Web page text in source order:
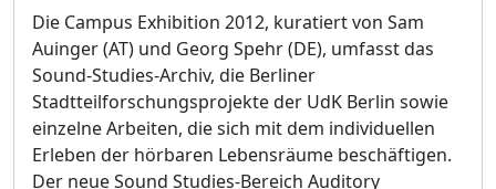
Die Campus Exhibition 2012, kuratiert von Sam
Auinger (AT) und Georg Spehr (DE), umfasst das
Sound-Studies-Archiv, die Berliner
Stadtteilforschungsprojekte der UdK Berlin sowie
einzelne Arbeiten, die sich mit dem individuellen
Erleben der hörbaren Lebensräume beschäftigen.
Der neue Sound Studies-Bereich Auditory